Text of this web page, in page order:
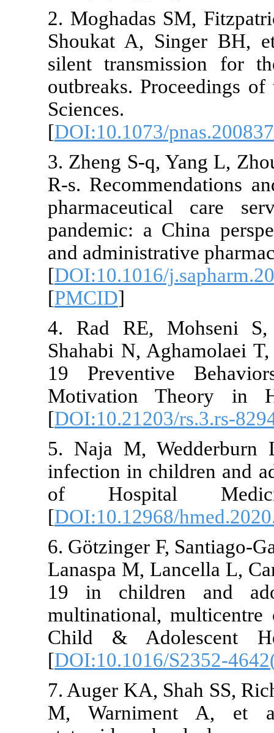
2.
Shoukat A,
silent
outbreaks.
[
3. Zheng S-
R-s.
pandemic:
and
[
4. Rad
Shahabi N,
19
Motivation
[
5. Naja M,
infection in
of
[
6. Götzinger
Lanaspa M,
19 in
Child &
[
7. Auger
M,